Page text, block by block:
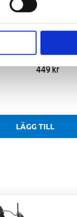
heltäckande
449kr